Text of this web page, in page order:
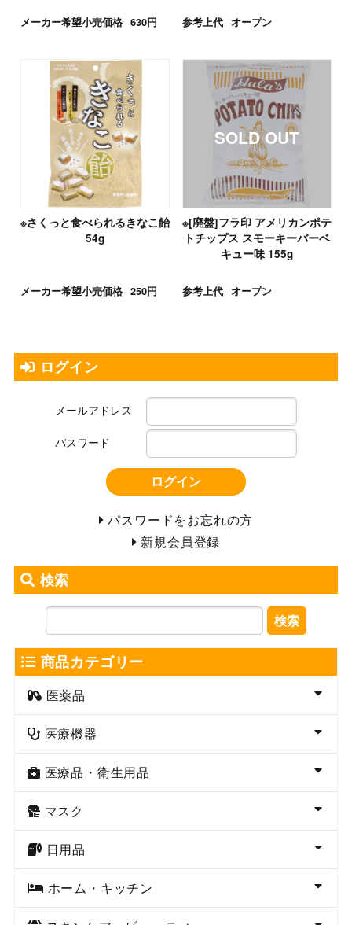
メーカー希望小売価格 630円 参考上代 オープン
※さくっと食べられるきなこ飴
54g
メーカー希望小売価格 250円
※[廃盤]フラ印 アメリカンポテ
トチップス スモーキーバーベ
キュー味 155g
参考上代 オープン
ログイン
メールアドレス
パスワード
ログイン
パスワードをお忘れの方
新規会員登録
検索
検索
商品カテゴリー
医薬品
医療機器
医療品・衛生用品
マスク
日用品
ホーム・キッチン